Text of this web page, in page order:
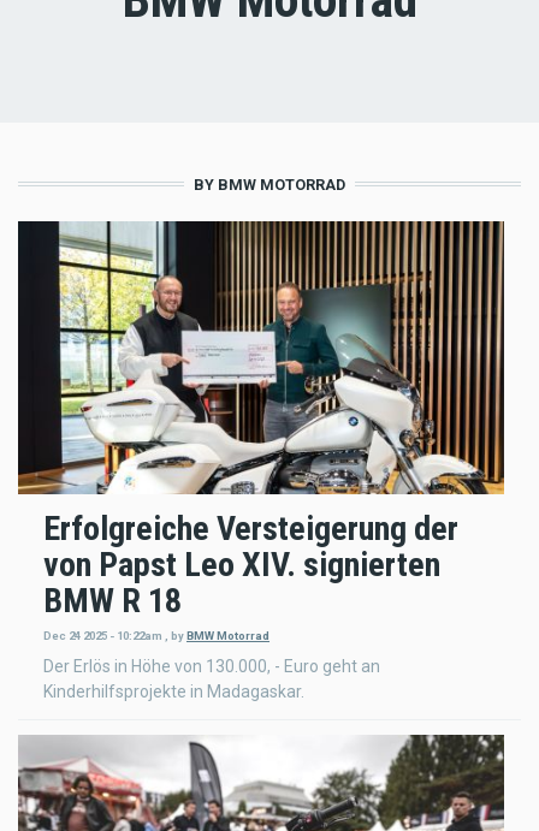
BY BMW MOTORRAD
Erfolgreiche Versteigerung der
von Papst Leo XIV. signierten
BMW R 18
Dec 24 2025 - 10:22am , by BMW Motorrad
Der Erlös in Höhe von 130.000, - Euro geht an
Kinderhilfsprojekte in Madagaskar.